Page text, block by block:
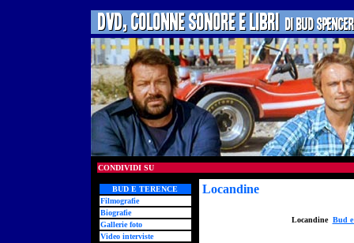
CONDIVIDI SU
BUD E TERENCE
Filmografie
Biografie
Gallerie foto
Video interviste
Locandine
Locandine Bud e